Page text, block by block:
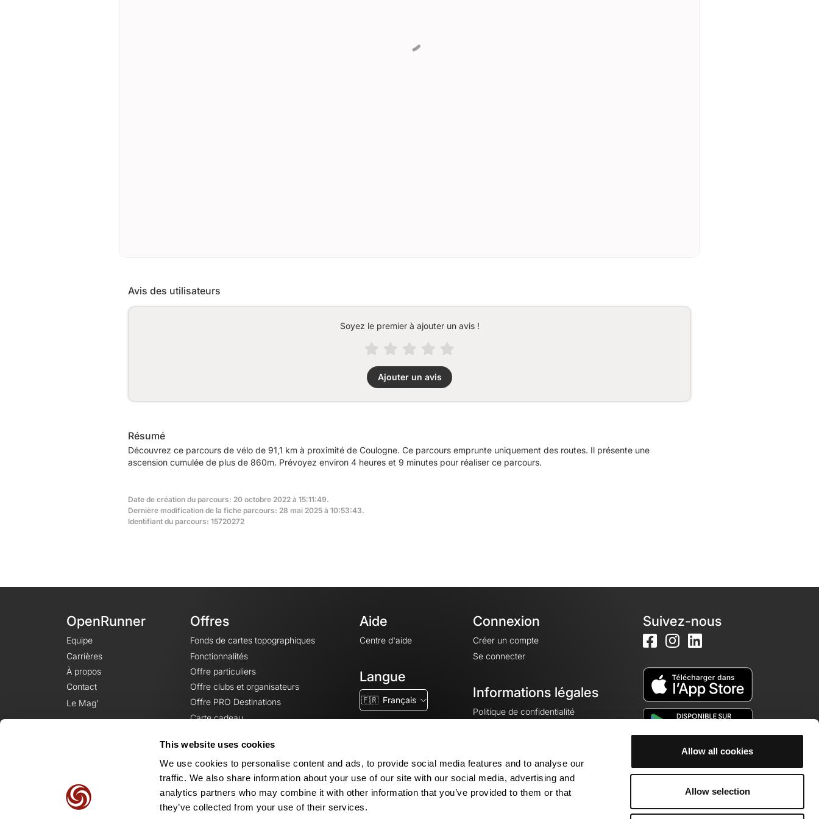
This website uses cookies
We use cookies to personalise content and ads, to provide social media features and to analyse our
traffic. We also share information about your use of our site with our social media, advertising and
analytics partners who may combine it with other information that you’ve provided to them or that
they’ve collected from your use of their services.
Allow all cookies
Allow selection
Avis des utilisateurs
Soyez le premier à ajouter un avis !
Ajouter un avis
Résumé
Découvrez ce parcours de vélo de 91,1 km à proximité de Coulogne. Ce parcours emprunte uniquement des routes. Il présente une
ascension cumulée de plus de 860m. Prévoyez environ 4 heures et 9 minutes pour réaliser ce parcours.
Date de création du parcours: 20 octobre 2022 à 15:11:49.
Dernière modification de la fiche parcours: 28 mai 2025 à 10:53:43.
Identifiant du parcours: 15720272
OpenRunner
Equipe
Carrières
À propos
Contact
Le Mag'
Offres
Fonds de cartes topographiques
Fonctionnalités
Offre particuliers
Offre clubs et organisateurs
Offre PRO Destinations
Carte cadeau
Aide
Centre d'aide
Langue
🇫🇷 Français
Connexion
Créer un compte
Se connecter
Informations légales
Politique de confidentialité
Mentions légales
Paramètres des cookies
Suivez-nous